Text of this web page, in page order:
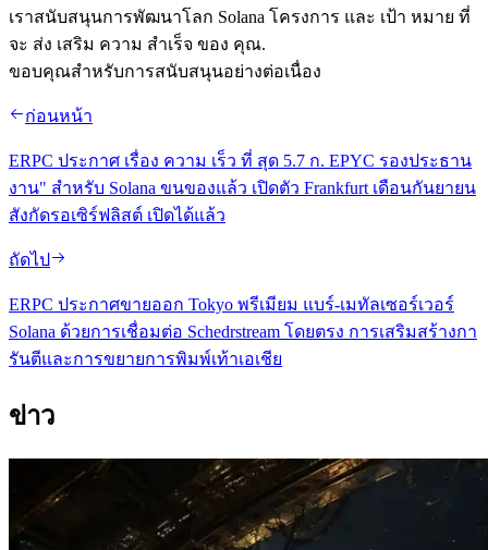
เราสนับสนุนการพัฒนาโลก Solana โครงการ และ เป้า หมาย ที่
จะ ส่ง เสริม ความ สําเร็จ ของ คุณ.
ขอบคุณสําหรับการสนับสนุนอย่างต่อเนื่อง
ก่อนหน้า
ERPC ประกาศ เรื่อง ความ เร็ว ที่ สุด 5.7 ก. EPYC รองประธาน
งาน" สําหรับ Solana ขนของแล้ว เปิดตัว Frankfurt เดือนกันยายน
สังกัดรอเซิร์ฟลิสต์ เปิดได้แล้ว
ถัดไป
ERPC ประกาศขายออก Tokyo พรีเมียม แบร์-เมทัลเซอร์เวอร์
Solana ด้วยการเชื่อมต่อ Schedrstream โดยตรง การเสริมสร้างกา
รันตีและการขยายการพิมพ์เท้าเอเชีย
ข่าว